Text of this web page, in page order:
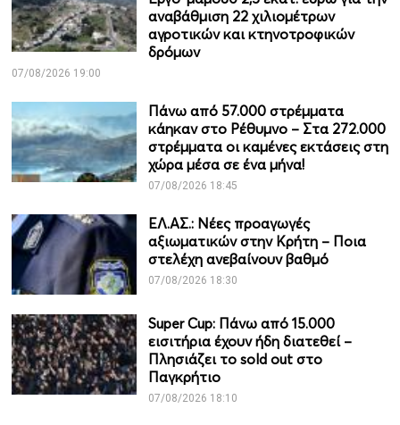
αναβάθμιση 22 χιλιομέτρων
αγροτικών και κτηνοτροφικών
δρόμων
07/08/2026 19:00
Πάνω από 57.000 στρέμματα
κάηκαν στο Ρέθυμνο – Στα 272.000
στρέμματα οι καμένες εκτάσεις στη
χώρα μέσα σε ένα μήνα!
07/08/2026 18:45
ΕΛ.ΑΣ.: Νέες προαγωγές
αξιωματικών στην Κρήτη – Ποια
στελέχη ανεβαίνουν βαθμό
07/08/2026 18:30
Super Cup: Πάνω από 15.000
εισιτήρια έχουν ήδη διατεθεί –
Πλησιάζει το sold out στο
Παγκρήτιο
07/08/2026 18:10